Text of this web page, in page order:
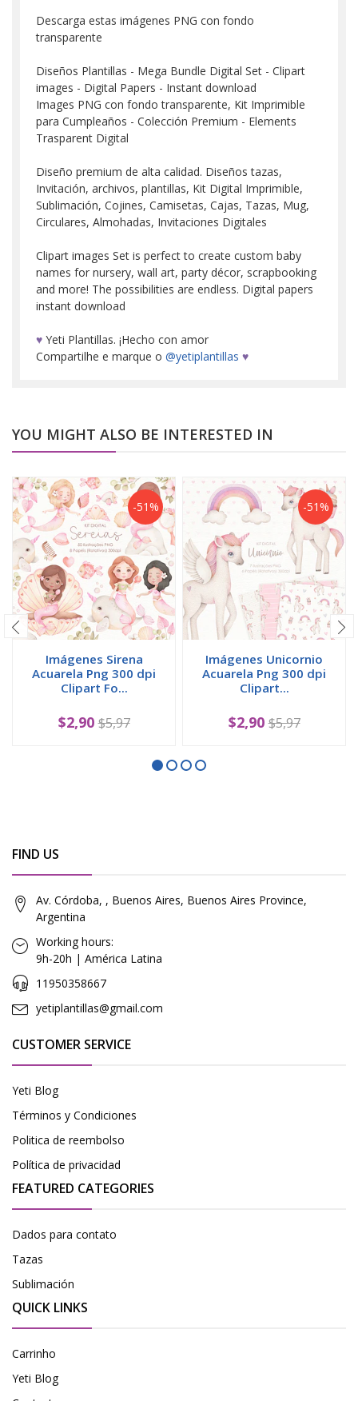
Descarga estas imágenes PNG con fondo
transparente
Diseños Plantillas - Mega Bundle Digital Set - Clipart
images - Digital Papers - Instant download
Images PNG con fondo transparente, Kit Imprimible
para Cumpleaños - Colección Premium - Elements
Trasparent Digital
Diseño premium de alta calidad. Diseños tazas,
Invitación, archivos, plantillas, Kit Digital Imprimible,
Sublimación, Cojines, Camisetas, Cajas, Tazas, Mug,
Circulares, Almohadas, Invitaciones Digitales
Clipart images Set is perfect to create custom baby
names for nursery, wall art, party décor, scrapbooking
and more! The possibilities are endless. Digital papers
instant download
♥ Yeti Plantillas. ¡Hecho con amor
Compartilhe e marque o @yetiplantillas ♥
YOU MIGHT ALSO BE INTERESTED IN
-51%
Imágenes Sirena
Acuarela Png 300 dpi
Clipart Fo...
$2,90 $5,97
-51%
Imágenes Unicornio
Acuarela Png 300 dpi
Clipart...
$2,90 $5,97
FIND US
Av. Córdoba, , Buenos Aires, Buenos Aires Province,
Argentina
Working hours:
9h-20h | América Latina
11950358667
yetiplantillas@gmail.com
CUSTOMER SERVICE
Yeti Blog
Términos y Condiciones
Politica de reembolso
Política de privacidad
FEATURED CATEGORIES
Dados para contato
Tazas
Sublimación
QUICK LINKS
Carrinho
Yeti Blog